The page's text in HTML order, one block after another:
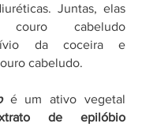
Juntas, elas
cabeludo
da coceira e
cabeludo.
é um ativo vegetal
de epilóbio